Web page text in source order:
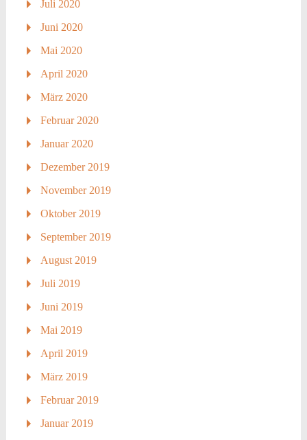
Juli 2020
Juni 2020
Mai 2020
April 2020
März 2020
Februar 2020
Januar 2020
Dezember 2019
November 2019
Oktober 2019
September 2019
August 2019
Juli 2019
Juni 2019
Mai 2019
April 2019
März 2019
Februar 2019
Januar 2019